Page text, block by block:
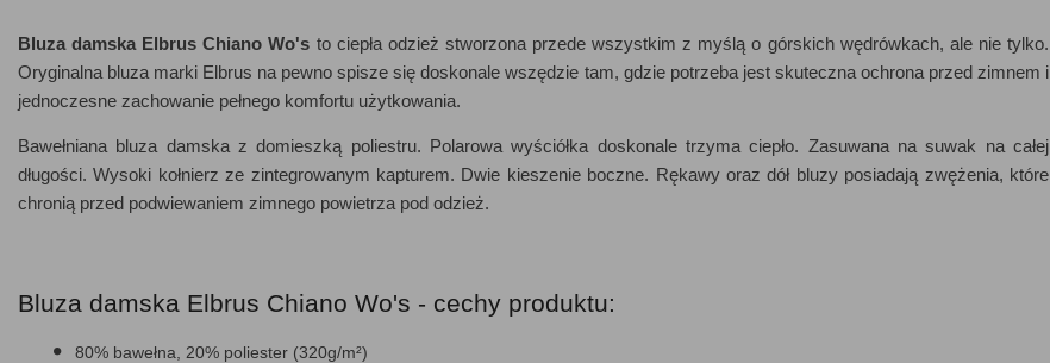
Bluza damska Elbrus Chiano Wo's to ciepła odzież stworzona przede wszystkim z myślą o górskich wędrówkach, ale nie tylko.
Oryginalna bluza marki Elbrus na pewno spisze się doskonale wszędzie tam, gdzie potrzeba jest skuteczna ochrona przed zimnem i
jednoczesne zachowanie pełnego komfortu użytkowania.
Bawełniana bluza damska z domieszką poliestru. Polarowa wyściółka doskonale trzyma ciepło. Zasuwana na suwak na całej
długości. Wysoki kołnierz ze zintegrowanym kapturem. Dwie kieszenie boczne. Rękawy oraz dół bluzy posiadają zwężenia, które
chronią przed podwiewaniem zimnego powietrza pod odzież.
Bluza damska Elbrus Chiano Wo's - cechy produktu:
80% bawełna, 20% poliester (320g/m²)